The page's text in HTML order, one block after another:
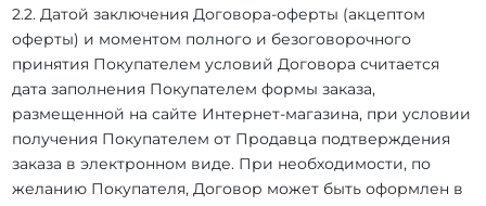
2.2. Датой заключения Договора-оферты (акцептом
оферты) и моментом полного и безоговорочного
принятия Покупателем условий Договора считается
дата заполнения Покупателем формы заказа,
размещенной на сайте Интернет-магазина, при условии
получения Покупателем от Продавца подтверждения
заказа в электронном виде. При необходимости, по
желанию Покупателя, Договор может быть оформлен в